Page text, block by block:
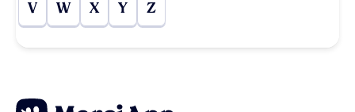
V W X Y Z